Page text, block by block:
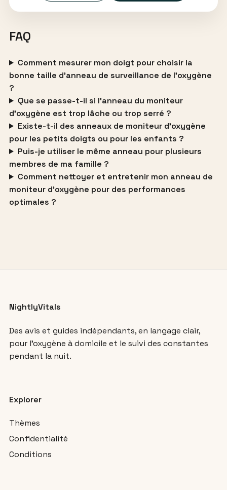
FAQ
Comment mesurer mon doigt pour choisir la
bonne taille d’anneau de surveillance de l’oxygène
?
Que se passe-t-il si l’anneau du moniteur
d’oxygène est trop lâche ou trop serré ?
Existe-t-il des anneaux de moniteur d’oxygène
pour les petits doigts ou pour les enfants ?
Puis-je utiliser le même anneau pour plusieurs
membres de ma famille ?
Comment nettoyer et entretenir mon anneau de
moniteur d’oxygène pour des performances
optimales ?
NightlyVitals
Des avis et guides indépendants, en langage clair,
pour l’oxygène à domicile et le suivi des constantes
pendant la nuit.
Explorer
Thèmes
Confidentialité
Conditions